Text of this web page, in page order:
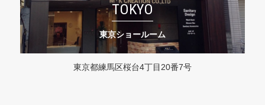
TOKYO
東京ショールーム
東京都練馬区桜台4丁目20番7号